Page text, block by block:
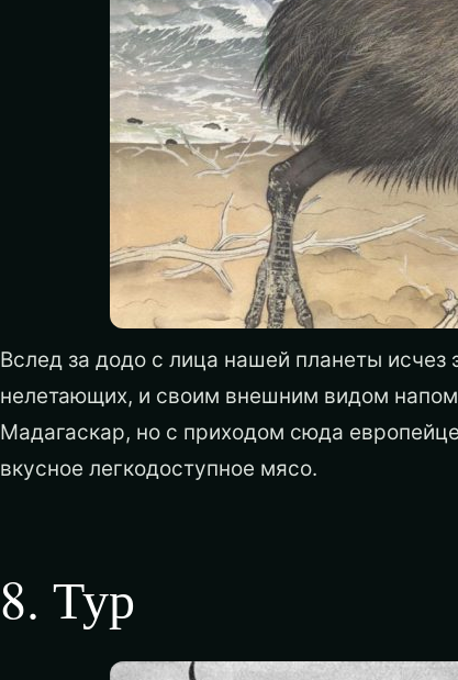
Вслед за додо с лица нашей планеты исчез
нелетающих, и своим внешним видом
Мадагаскар, но с приходом сюда
вкусное легкодоступное мясо.
8. Тур